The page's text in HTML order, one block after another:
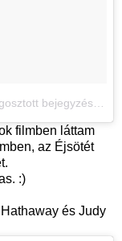
filmben láttam
az Éjsötét
:)
és Judy